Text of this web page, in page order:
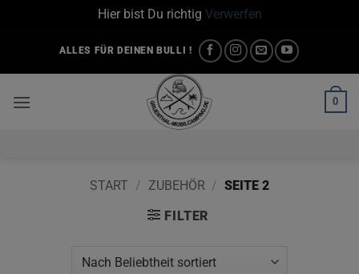
Hier bist Du richtig Verwerfen
springen
ALLES FÜR DEINEN BULLI !
0
START / ZUBEHÖR / SEITE 2
FILTER